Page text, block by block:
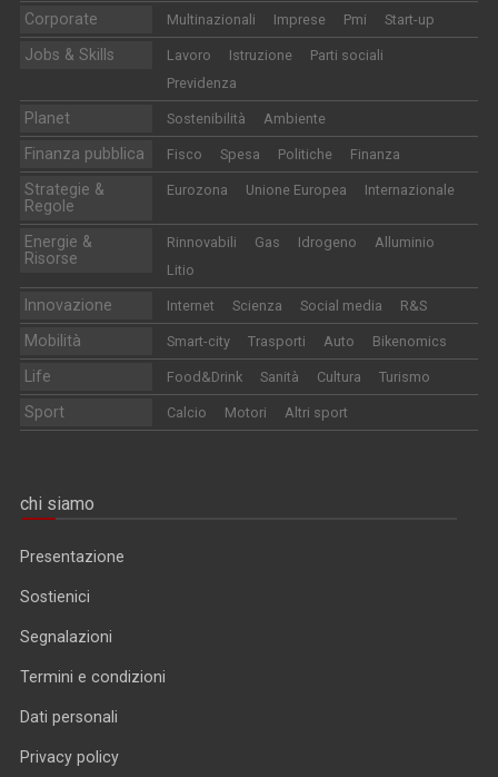
Corporate Multinazionali Imprese Pmi Start-up
Jobs & Skills Lavoro Istruzione
Parti sociali
Previdenza
Planet Sostenibilità Ambiente
Finanza pubblica Fisco Spesa Politiche Finanza
Strategie &
Regole
Eurozona Unione Europea Internazionale
Energie &
Risorse
Rinnovabili Gas Idrogeno
Alluminio
Litio
Innovazione Internet Scienza Social media R&S
Mobilità Smart-city Trasporti Auto Bikenomics
Life Food&Drink Sanità Cultura Turismo
Sport Calcio Motori Altri sport
chi siamo
Presentazione
Sostienici
Segnalazioni
Termini e condizioni
Dati personali
Privacy policy